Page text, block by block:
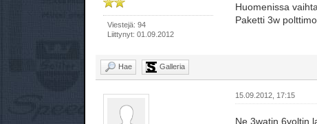
Viestejä: 94
Liittynyt: 01.09.2012
Huomenissa
Paketti 3w
Hae Galleria
15.09.2012, 17:15
Ne 3watin 6voltin